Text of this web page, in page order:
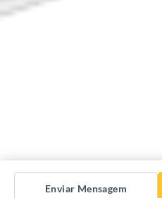
Enviar Mensagem